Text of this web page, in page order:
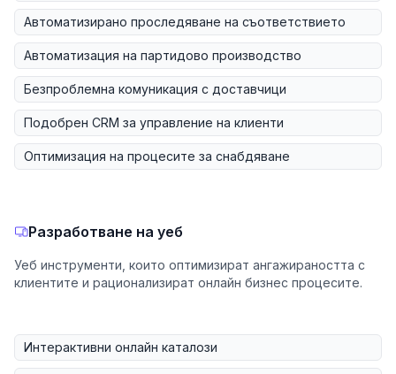
Автоматизирано проследяване на съответствието
Автоматизация на партидово производство
Безпроблемна комуникация с доставчици
Подобрен CRM за управление на клиенти
Оптимизация на процесите за снабдяване
Разработване на уеб
Уеб инструменти, които оптимизират ангажираността с
клиентите и рационализират онлайн бизнес процесите.
Интерактивни онлайн каталози